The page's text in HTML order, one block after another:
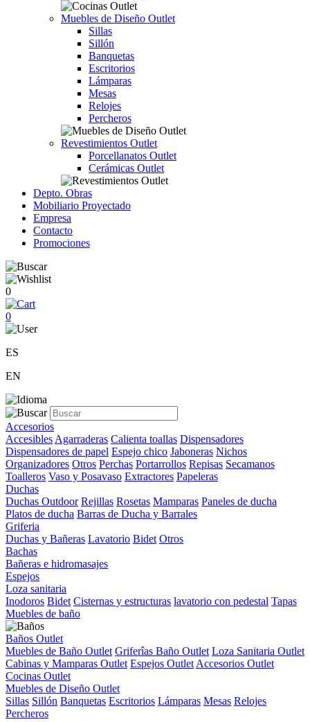
Muebles de Diseño Outlet
Sillas
Sillón
Banquetas
Escritorios
Lámparas
Mesas
Relojes
Percheros
Revestimientos Outlet
Porcellanatos Outlet
Cerámicas Outlet
Depto. Obras
Mobiliario Proyectado
Empresa
Contacto
Promociones
0
0
ES
EN
Accesorios
Accesibles Agarraderas Calienta toallas Dispensadores
Dispensadores de papel Espejo chico Jaboneras Nichos
Organizadores Otros Perchas Portarrollos Repisas Secamanos
Toalleros Vaso y Posavaso Extractores Papeleras
Duchas
Duchas Outdoor Rejillas Rosetas Mamparas Paneles de ducha
Platos de ducha Barras de Ducha y Barrales
Griferia
Duchas y Bañeras Lavatorio Bidet Otros
Bachas
Bañeras e hidromasajes
Espejos
Loza sanitaria
Inodoros Bidet Cisternas y estructuras lavatorio con pedestal Tapas
Muebles de baño
Baños Outlet
Muebles de Baño Outlet Griferîas Baño Outlet Loza Sanitaria Outlet
Cabinas y Mamparas Outlet Espejos Outlet Accesorios Outlet
Cocinas Outlet
Muebles de Diseño Outlet
Sillas Sillón Banquetas Escritorios Lámparas Mesas Relojes
Percheros